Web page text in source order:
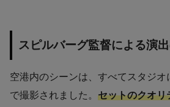
スピルバーグ監督による演
空港内のシーンは、すべてスタジオ
で撮影されました。 セットのクオリ